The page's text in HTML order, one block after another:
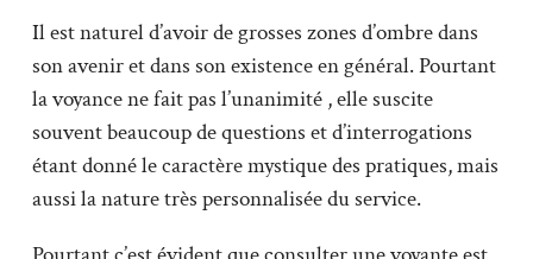
Il est naturel d’avoir de grosses zones d’ombre dans
son avenir et dans son existence en général. Pourtant
la voyance ne fait pas l’unanimité , elle suscite
souvent beaucoup de questions et d’interrogations
étant donné le caractère mystique des pratiques, mais
aussi la nature très personnalisée du service.